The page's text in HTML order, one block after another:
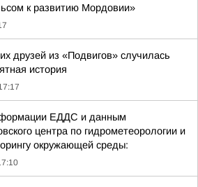
к развитию Мордовии»
друзей из «Подвигов» случилась
история
ЕДДС и данным
центра по гидрометеорологии и
окружающей среды: